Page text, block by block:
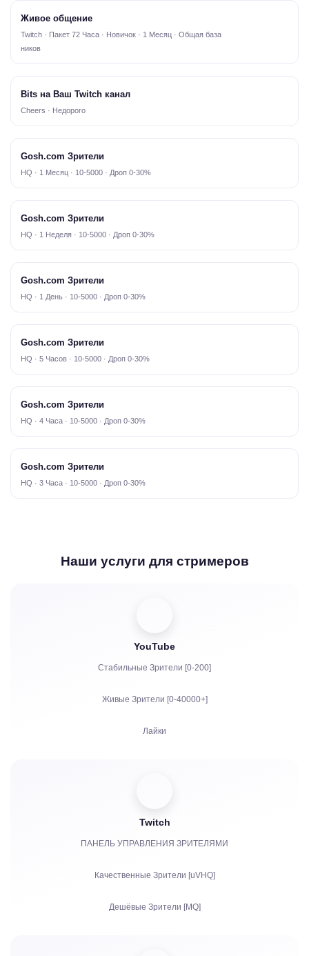
Живое общение
Twitch · Пакет 72 Часа · Новичок · 1 Месяц · Общая база
ников
Bits на Ваш Twitch канал
Cheers · Недорого
Gosh.com Зрители
HQ · 1 Месяц · 10-5000 · Дроп 0-30%
Gosh.com Зрители
HQ · 1 Неделя · 10-5000 · Дроп 0-30%
Gosh.com Зрители
HQ · 1 День · 10-5000 · Дроп 0-30%
Gosh.com Зрители
HQ · 5 Часов · 10-5000 · Дроп 0-30%
Gosh.com Зрители
HQ · 4 Часа · 10-5000 · Дроп 0-30%
Gosh.com Зрители
HQ · 3 Часа · 10-5000 · Дроп 0-30%
Наши услуги для стримеров
YouTube
Стабильные Зрители [0-200]
Живые Зрители [0-40000+]
Лайки
Часы просмотров для Ютуба
Twitch
ПАНЕЛЬ УПРАВЛЕНИЯ ЗРИТЕЛЯМИ
Качественные Зрители [uVHQ]
Дешёвые Зрители [MQ]